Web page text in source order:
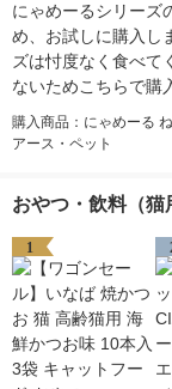
にゃめーるシリーズ
め、お試しに購入し
ズは忖度なく食べて
ないためこちらで購
購入商品：にゃめーる
アース・ペット
おやつ・飲料（
1